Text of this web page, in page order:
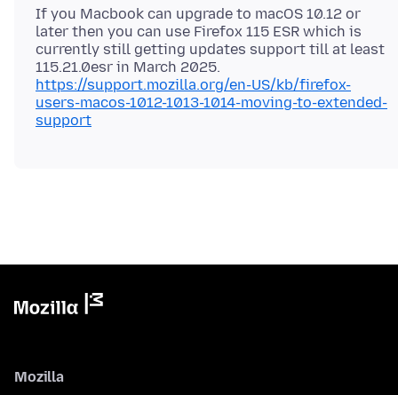
If you Macbook can upgrade to macOS 10.12 or
later then you can use Firefox 115 ESR which is
currently still getting updates support till at least
115.21.0esr in March 2025.
https://support.mozilla.org/en-US/kb/firefox-
users-macos-1012-1013-1014-moving-to-extended-
support
Mozilla